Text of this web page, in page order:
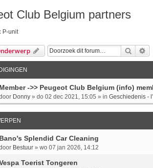
Club Belgium partners
P-unit
Zoek
Member ->> Peugeot Club Belgium (info)
Donny » do 02 dec 2021, 15:05 » in Geschiedenis -
Bano's Splendid Car Cleaning
Bestuur » wo 07 jan 2026, 14:12
Toerist Tongeren